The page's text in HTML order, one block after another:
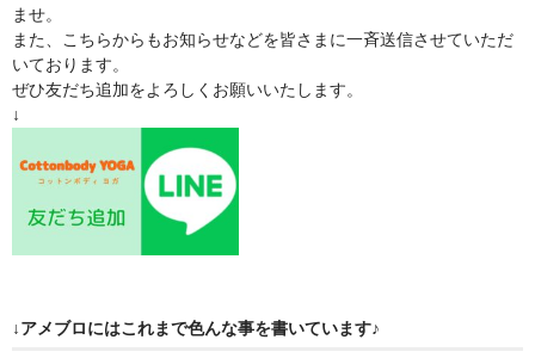
ませ。
また、こちらからもお知らせなどを皆さまに一斉送信させていただ
いております。
ぜひ友だち追加をよろしくお願いいたします。
↓
↓アメブロにはこれまで色んな事を書いています♪